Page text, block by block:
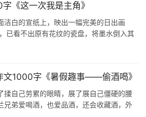
《这一次我是主角》
洁白的宣纸上，映出一幅完美的日出画
已看不出原有花纹的瓷盘，将墨水倒入其
文1000字《暑假趣事——偷酒喝》
揉自己劳累的眼睛，展了展自己僵硬的腰
兄弟爱喝酒，也爱品酒，还会收藏酒，外